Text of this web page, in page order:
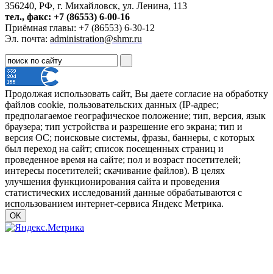
356240, РФ, г. Михайловск, ул. Ленина, 113
тел., факс: +7 (86553) 6-00-16
Приёмная главы: +7 (86553) 6-30-12
Эл. почта: administration@shmr.ru
Продолжая использовать сайт, Вы даете согласие на обработку
файлов cookie, пользовательских данных (IP-адрес;
предполагаемое географическое положение; тип, версия, язык
браузера; тип устройства и разрешение его экрана; тип и
версия ОС; поисковые системы, фразы, баннеры, с которых
был переход на сайт; список посещенных страниц и
проведенное время на сайте; пол и возраст посетителей;
интересы посетителей; скачивание файлов). В целях
улучшения функционирования сайта и проведения
статистических исследований данные обрабатываются с
использованием интернет-сервиса Яндекс Метрика.
OK